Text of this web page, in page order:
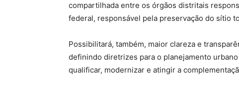
compartilhada entre os órgãos distritais
federal, responsável pela preservação do sítio
Possibilitará, também, maior clareza e
definindo diretrizes para o planejamento
qualificar, modernizar e atingir a